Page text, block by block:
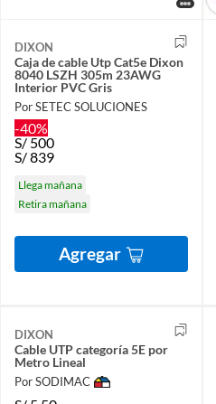
DIXON
Caja de cable Utp Cat5e Dixon
8040 LSZH 305m 23AWG
Interior PVC Gris
Por SETEC SOLUCIONES
-40%
S/500
S/839
Llega mañana
Retira mañana
Agregar
DIXON
Cable UTP categoría 5E por
Metro Lineal
Por SODIMAC